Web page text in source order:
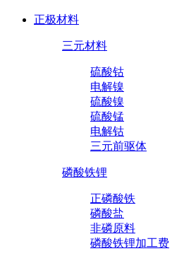
正极材料
三元材料
硫酸钴
电解镍
硫酸镍
硫酸锰
电解钴
三元前驱体
磷酸铁锂
正磷酸铁
磷酸盐
非磷原料
磷酸铁锂加工费